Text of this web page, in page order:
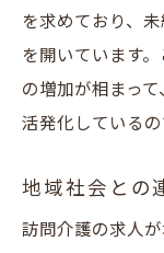
教育制
訪問介
自身に
安城市で訪
を求めており、
を開いています
の増加が相まっ
活発化しているの
地域社会との
訪問介護の求人